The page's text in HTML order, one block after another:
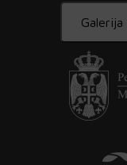
Galerija